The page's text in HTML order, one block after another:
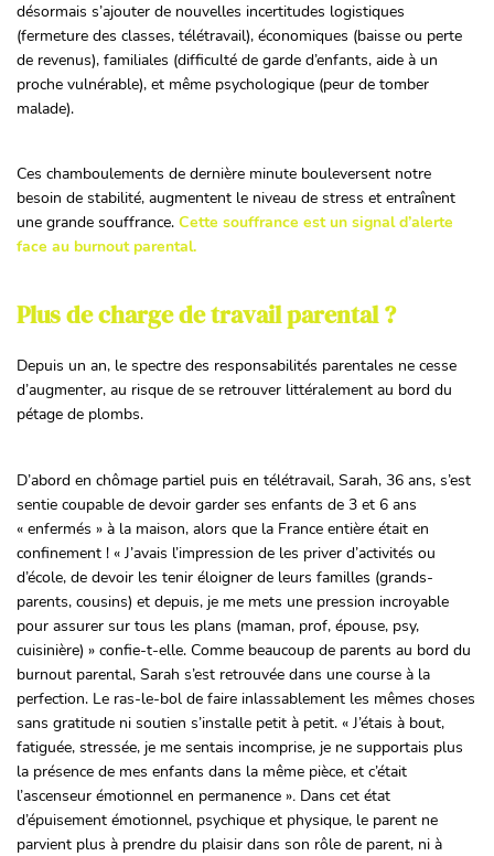
désormais s’ajouter de nouvelles incertitudes logistiques
(fermeture des classes, télétravail), économiques (baisse ou perte
de revenus), familiales (difficulté de garde d’enfants, aide à un
proche vulnérable), et même psychologique (peur de tomber
malade).
Ces chamboulements de dernière minute bouleversent notre
besoin de stabilité, augmentent le niveau de stress et entraînent
une grande souffrance. Cette souffrance est un signal d’alerte
face au burnout parental.
Plus de charge de travail parental ?
Depuis un an, le spectre des responsabilités parentales ne cesse
d’augmenter, au risque de se retrouver littéralement au bord du
pétage de plombs.
D’abord en chômage partiel puis en télétravail, Sarah, 36 ans, s’est
sentie coupable de devoir garder ses enfants de 3 et 6 ans
« enfermés » à la maison, alors que la France entière était en
confinement ! « J’avais l’impression de les priver d’activités ou
d’école, de devoir les tenir éloigner de leurs familles (grands-
parents, cousins) et depuis, je me mets une pression incroyable
pour assurer sur tous les plans (maman, prof, épouse, psy,
cuisinière) » confie-t-elle. Comme beaucoup de parents au bord du
burnout parental, Sarah s’est retrouvée dans une course à la
perfection. Le ras-le-bol de faire inlassablement les mêmes choses
sans gratitude ni soutien s’installe petit à petit. « J’étais à bout,
fatiguée, stressée, je me sentais incomprise, je ne supportais plus
la présence de mes enfants dans la même pièce, et c’était
l’ascenseur émotionnel en permanence ». Dans cet état
d’épuisement émotionnel, psychique et physique, le parent ne
parvient plus à prendre du plaisir dans son rôle de parent, ni à